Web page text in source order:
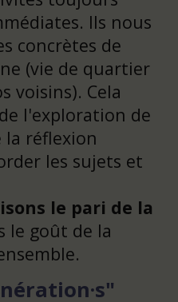
Ils nous
concrètes de
(vie de quartier
voisins). Cela
l'exploration de
réflexion
les sujets et
le pari de la
le goût de la